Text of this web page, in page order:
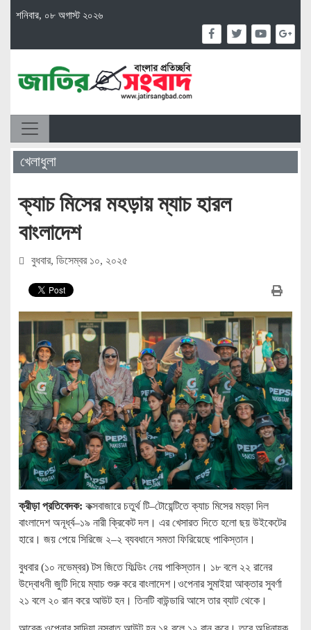
শনিবার, ০৮ অগাস্ট ২০২৬
খেলাধুলা
ক্যাচ মিসের মহড়ায় ম্যাচ হারল
বাংলাদেশ
বুধবার, ডিসেম্বর ১০, ২০২৫
ক্রীড়া প্রতিবেদক: কক্সবাজারে চতুর্থ টি–টোয়েন্টিতে ক্যাচ মিসের মহড়া দিল
বাংলাদেশ অনূর্ধ্ব–১৯ নারী ক্রিকেট দল। এর খেসারত দিতে হলো ছয় উইকেটের
হারে। জয় পেয়ে সিরিজে ২–২ ব্যবধানে সমতা ফিরিয়েছে পাকিস্তান।
বুধবার (১০ নভেম্বর) টস জিতে ফিল্ডিং নেয় পাকিস্তান। ১৮ বলে ২২ রানের
উদ্বোধনী জুটি দিয়ে ম্যাচ শুরু করে বাংলাদেশ।ওপেনার সুমাইয়া আক্তার সুবর্ণা
২১ বলে ২০ রান করে আউট হন। তিনটি বাউন্ডারি আসে তার ব্যাট থেকে।